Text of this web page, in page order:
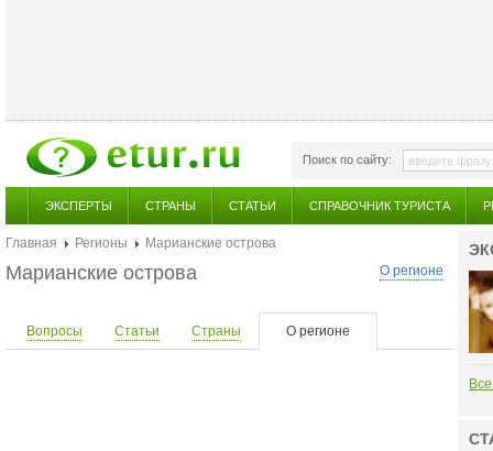
Поиск по сайту:
ЭКСПЕРТЫ СТРАНЫ СТАТЬИ СПРАВОЧНИК ТУРИСТА
Главная Регионы
Марианские острова
О регионе
Марианские острова
Вопросы Статьи Страны О регионе